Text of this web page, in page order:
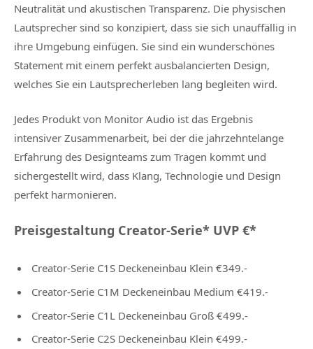
Neutralität und akustischen Transparenz. Die physischen
Lautsprecher sind so konzipiert, dass sie sich unauffällig in
ihre Umgebung einfügen. Sie sind ein wunderschönes
Statement mit einem perfekt ausbalancierten Design,
welches Sie ein Lautsprecherleben lang begleiten wird.
Jedes Produkt von Monitor Audio ist das Ergebnis
intensiver Zusammenarbeit, bei der die jahrzehntelange
Erfahrung des Designteams zum Tragen kommt und
sichergestellt wird, dass Klang, Technologie und Design
perfekt harmonieren.
Preisgestaltung Creator-Serie* UVP €*
Creator-Serie C1S Deckeneinbau Klein €349.-
Creator-Serie C1M Deckeneinbau Medium €419.-
Creator-Serie C1L Deckeneinbau Groß €499.-
Creator-Serie C2S Deckeneinbau Klein €499.-